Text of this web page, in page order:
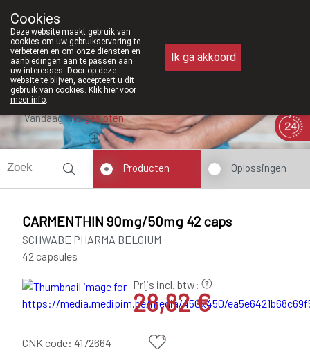
011/610300
Vandaag Nugesloten
Producten Oplossingen
CARMENTHIN 90mg/50mg 42 caps
SCHWABE PHARMA BELGIUM
42 capsules
Prijs incl. btw:
28,82 €
CNK code: 4172664
Cookies
Deze website maakt gebruik van
cookies om uw gebruikservaring te
verbeteren en om onze diensten en
aanbiedingen aan te passen aan
uw interesses. Door op deze
website te blijven, accepteert u dit
gebruik van cookies. Klik hier voor
meer info.
Ik ga akkoord